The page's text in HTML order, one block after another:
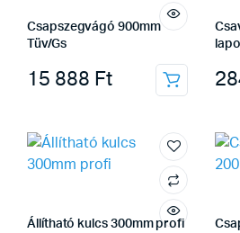
Csapszegvágó 900mm
Tüv/Gs
15 888 Ft
Állítható kulcs 300mm profi